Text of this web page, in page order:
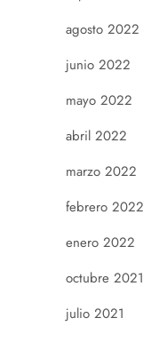
agosto 2022
junio 2022
mayo 2022
abril 2022
marzo 2022
febrero 2022
enero 2022
octubre 2021
julio 2021